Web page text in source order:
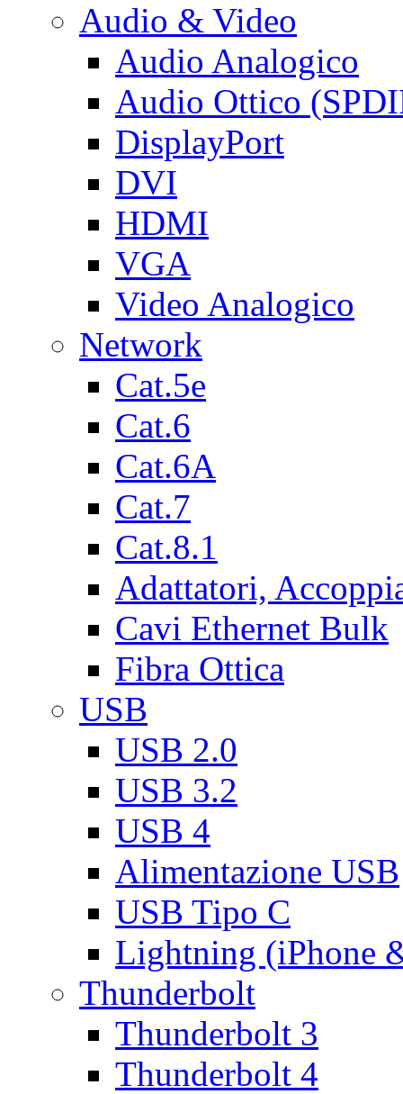
Audio & Video
Audio Analogico
Audio Ottico
DisplayPort
DVI
HDMI
VGA
Video Analogico
Network
Cat.5e
Cat.6
Cat.6A
Cat.7
Cat.8.1
Adattatori,
Cavi Ethernet Bulk
Fibra Ottica
USB
USB 2.0
USB 3.2
USB 4
Alimentazione USB
USB Tipo C
Lightning (iPhone
Thunderbolt
Thunderbolt 3
Thunderbolt 4